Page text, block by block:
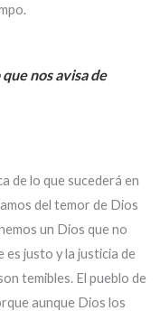
nos avisa de
de lo que sucederá en
del temor de Dios
un Dios que no
es justo y la justicia de
temibles. El pueblo de
aunque Dios los